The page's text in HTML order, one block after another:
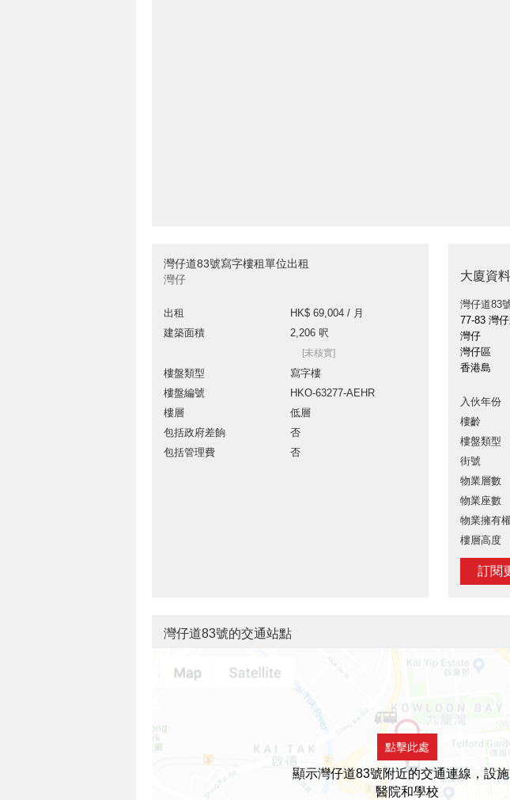
灣仔道83號寫字樓租單位出租
灣仔
出租
HK$ 69,004 / 月
建築面積
2,206 呎
[未核實]
樓盤類型
寫字樓
樓盤編號
HKO-63277-AEHR
樓層
低層
包括政府差餉
否
包括管理費
否
大廈資
灣仔道83
77-83 灣
灣仔
灣仔區
香港島
入伙年份
樓齡
樓盤類型
街號
物業層數
物業座數
物業擁有
樓層高度
訂閱
灣仔道83號的交通站點
點擊此處
顯示灣仔道83號附近的交通連線，設
醫院和學校